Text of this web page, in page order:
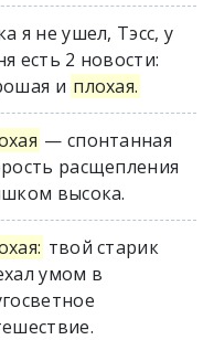
я не ушел, Тэсс, у
есть 2 новости:
и плохая.
— спонтанная
расщепления
высока.
твой старик
умом в